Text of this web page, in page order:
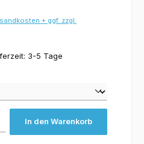
+ ggf. zzgl.
3-5 Tage
In den Warenkorb